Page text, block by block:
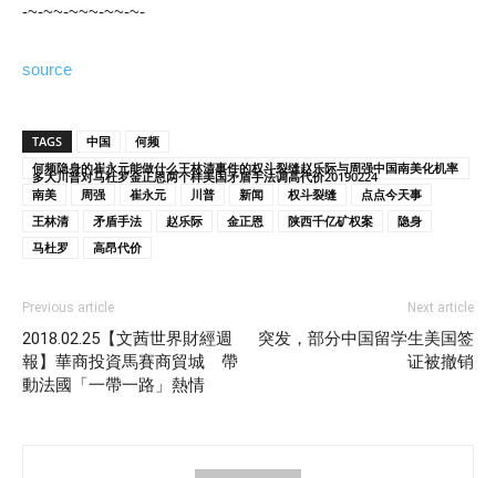
-~-~~-~~~-~~-~-
source
TAGS 中国
何频
何频隐身的崔永元能做什么王林清事件的权斗裂缝赵乐际与周强中国南美化机率
多大川普对马杜罗金正恩两个样美国矛盾手法调高代价20190224
南美
周强 崔永元 川普 新闻 权斗裂缝
点点今天事
王林清
矛盾手法 赵乐际 金正恩 陕西千亿矿权案
隐身
马杜罗
高昂代价
Previous article
2018.02.25【文茜世界財經週
報】華商投資馬賽商貿城 帶
動法國「一帶一路」熱情
Next article
突发，部分中国留学生美国签
证被撤销